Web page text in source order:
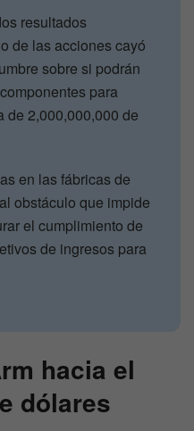
resultados
de las acciones cayó
sobre si podrán
para
de 2,000,000,000 de
en las fábricas de
obstáculo que impide
el cumplimiento de
de ingresos para
hacia el
dólares